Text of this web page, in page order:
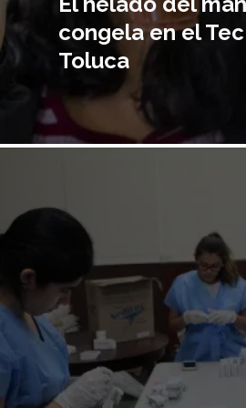
congela en el
Toluca